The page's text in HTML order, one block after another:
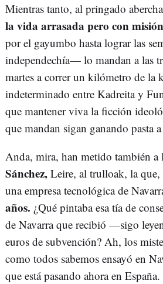
Mientras tanto, al pringado
la vida arrasada pero con misión
por el gayumbo hasta lograr las
independechía— lo mandan a las
martes a correr un kilómetro de la
indeterminado entre Kadreita y
que mantener viva la ficción
que mandan sigan ganando pasta
Anda, mira, han metido también a
Sánchez, Leire, al trulloak, la que,
una empresa tecnológica de
años. ¿Qué pintaba esa tía de
de Navarra que recibió —sigo
euros de subvención? Ah, los
como todos sabemos ensayó en
que está pasando ahora en